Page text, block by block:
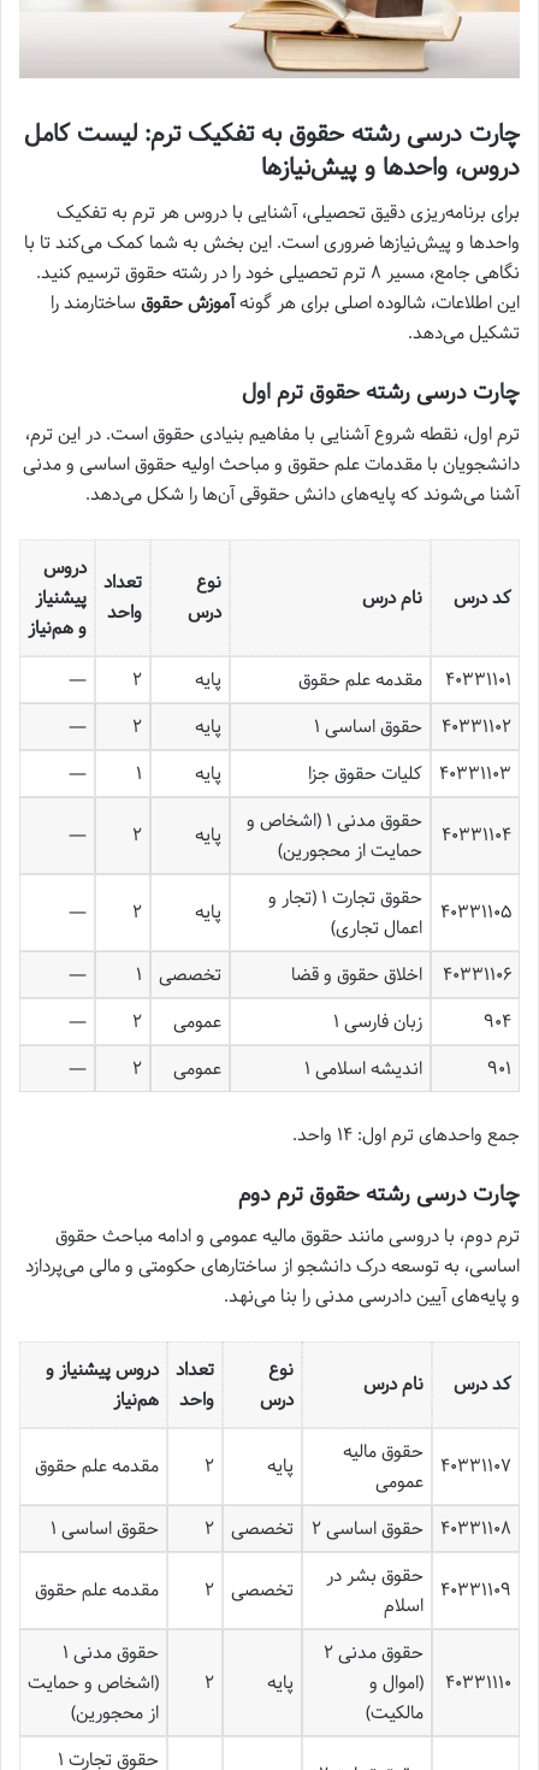
چارت درسی رشته حقوق به تفکیک ترم: لیست کامل
دروس، واحدها و پیش‌نیازها
برای برنامه‌ریزی دقیق تحصیلی، آشنایی با دروس هر ترم به تفکیک
واحدها و پیش‌نیازها ضروری است. این بخش به شما کمک می‌کند تا با
نگاهی جامع، مسیر ۸ ترم تحصیلی خود را در رشته حقوق ترسیم کنید.
این اطلاعات، شالوده اصلی برای هر گونهآموزش حقوق ساختارمند را
تشکیل می‌دهد.
چارت درسی رشته حقوق ترم اول
ترم اول، نقطه شروع آشنایی با مفاهیم بنیادی حقوق است. در این ترم،
دانشجویان با مقدمات علم حقوق و مباحث اولیه حقوق اساسی و مدنی
آشنا می‌شوند که پایه‌های دانش حقوقی آن‌ها را شکل می‌دهد.
کد درس نام درس
نوع
درس
تعداد
واحد
دروس
پیشنیاز
و هم‌نیاز
۴۰۳۳۱۱۰۱
مقدمه علم حقوق پایه ۲
—
۴۰۳۳۱۱۰۲
حقوق اساسی ۱ پایه ۲
—
۴۰۳۳۱۱۰۳
کلیات حقوق جزا پایه ۱ —
۴۰۳۳۱۱۰۴
حقوق مدنی ۱ (اشخاص و
حمایت از محجورین)
پایه ۲ —
۴۰۳۳۱۱۰۵
حقوق تجارت ۱ (تجار و
اعمال تجاری)
پایه ۲ —
۴۰۳۳۱۱۰۶ اخلاق حقوق و قضا تخصصی ۱
—
۹۰۴
زبان فارسی ۱ عمومی ۲
—
۹۰۱
اندیشه اسلامی ۱ عمومی ۲ —
جمع واحدهای ترم اول: ۱۴ واحد.
چارت درسی رشته حقوق ترم دوم
ترم دوم، با دروسی مانند حقوق مالیه عمومی و ادامه مباحث حقوق
اساسی، به توسعه درک دانشجو از ساختارهای حکومتی و مالی می‌پردازد
و پایه‌های آیین دادرسی مدنی را بنا می‌نهد.
کد درس نام درس
نوع
درس
تعداد
واحد
دروس پیشنیاز و
هم‌نیاز
۴۰۳۳۱۱۰۷
حقوق مالیه
عمومی
پایه ۲ مقدمه علم حقوق
۴۰۳۳۱۱۰۸ حقوق اساسی ۲ تخصصی ۲ حقوق اساسی ۱
۴۰۳۳۱۱۰۹
حقوق بشر در
اسلام
تخصصی ۲ مقدمه علم حقوق
۴۰۳۳۱۱۱۰
حقوق مدنی ۲
(اموال و
مالکیت)
پایه ۲
حقوق مدنی ۱
(اشخاص و حمایت
از محجورین)
حقوق تجارت ۱